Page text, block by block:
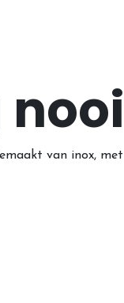
van inox,